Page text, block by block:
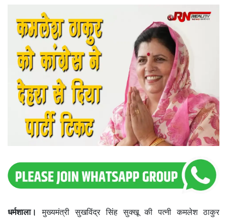
धर्मशाला।मुख्यमंत्री सुखविंद्र सिंह सुक्खू की पत्नी कमलेश ठाकुर